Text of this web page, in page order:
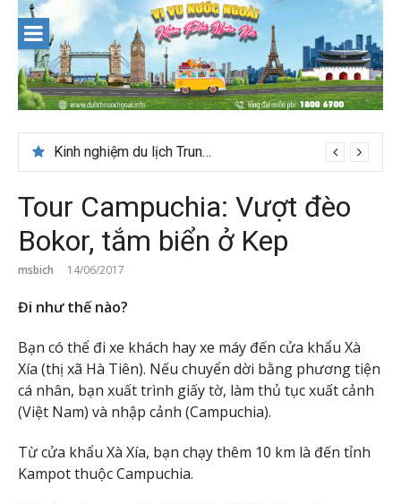
content
Kinh nghiệm du lịch Trung Á lần đầu cho khách Việt
Tour Campuchia: Vượt đèo
Bokor, tắm biển ở Kep
msbich 14/06/2017
Đi như thế nào?
Bạn có thể đi xe khách hay xe máy đến cửa khẩu Xà
Xía (thị xã Hà Tiên). Nếu chuyển dời bằng phương tiện
cá nhân, bạn xuất trình giấy tờ, làm thủ tục xuất cảnh
(Việt Nam) và nhập cảnh (Campuchia).
Từ cửa khẩu Xà Xía, bạn chạy thêm 10 km là đến tỉnh
Kampot thuộc Campuchia.